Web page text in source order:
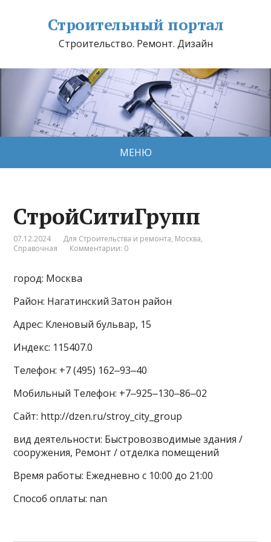
Строительный портал
Строительство. Ремонт. Дизайн
МЕНЮ
СтройСитиГрупп
07.12.2024 Для Строительства и ремонта, Москва,
Справочная
Комментарии: 0
город: Москва
Район: Нагатинский Затон район
Адрес: Кленовый бульвар, 15
Индекс: 115407.0
Телефон: +7 (495) 162‒93‒40
Мобильный Телефон: +7‒925‒130‒86‒02
Сайт: http://dzen.ru/stroy_city_group
вид деятельности: Быстровозводимые здания /
сооружения, Ремонт / отделка помещений
Время работы: Ежедневно с 10:00 до 21:00
Способ оплаты: nan